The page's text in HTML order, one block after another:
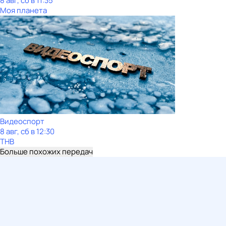
Моя планета
Видеоспорт
8 авг, сб в 12:30
ТНВ
Больше похожих передач